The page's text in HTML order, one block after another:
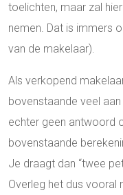
toelichten, maar zal
nemen. Dat is immers
van de makelaar).
Als verkopend
bovenstaande veel
echter geen antwoord
bovenstaande
Je draagt dan “twee
Overleg het dus vooral